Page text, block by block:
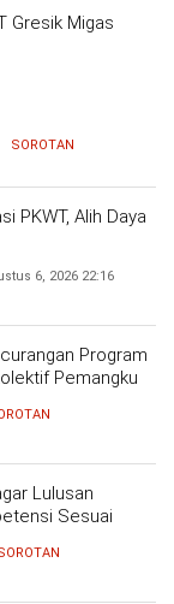
Gresik Migas
SOROTAN
PKWT, Alih Daya
6, 2026 22:16
Program
Pemangku
Lulusan
Sesuai